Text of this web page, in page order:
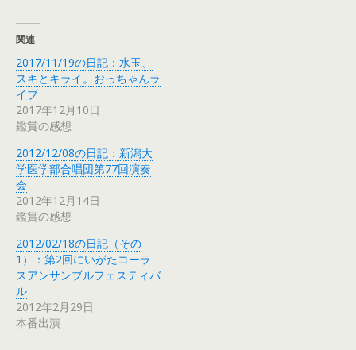
関連
2017/11/19の日記：水玉、
スキとキライ。おっちゃんラ
イブ
2017年12月10日
鑑賞の感想
2012/12/08の日記：新潟大
学医学部合唱団第77回演奏
会
2012年12月14日
鑑賞の感想
2012/02/18の日記（その
1）：第2回にいがたコーラ
スアンサンブルフェスティバ
ル
2012年2月29日
本番出演